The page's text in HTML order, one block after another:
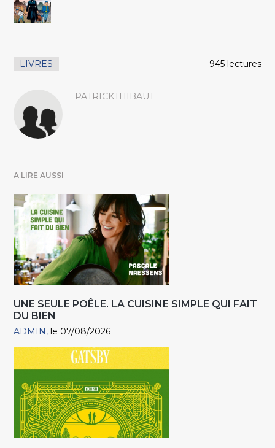
LIVRES 945 lectures
PATRICKTHIBAUT
A LIRE AUSSI
UNE SEULE POÊLE. LA CUISINE SIMPLE QUI FAIT
DU BIEN
ADMIN le 07/08/2026